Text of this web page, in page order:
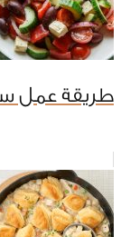
طريقة عمل